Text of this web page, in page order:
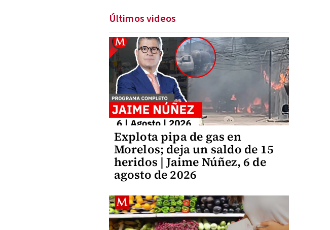
Últimos videos
Explota pipa de gas en
Morelos; deja un saldo de 15
heridos | Jaime Núñez, 6 de
agosto de 2026